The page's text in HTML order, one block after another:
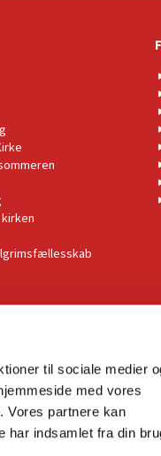
til sociale medier
med vores
Vores partnere kan
har indsamlet fra din